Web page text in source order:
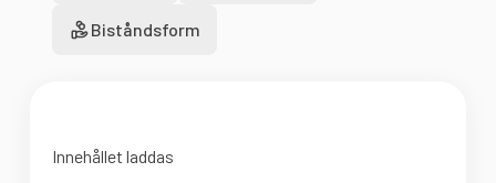
Biståndsform
Innehållet laddas